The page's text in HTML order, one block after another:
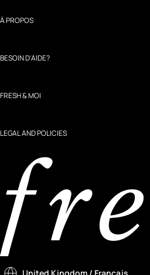
À PROPOS
BESOIN D'AIDE?
FRESH & MOI
LEGAL AND POLICIES
United Kingdom / Français